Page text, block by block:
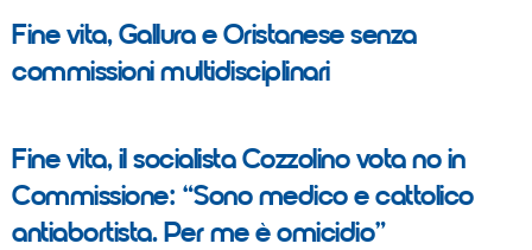
Fine vita, Gallura e Oristanese senza
commissioni multidisciplinari
Fine vita, il socialista Cozzolino vota no in
Commissione: “Sono medico e cattolico
antiabortista. Per me è omicidio”